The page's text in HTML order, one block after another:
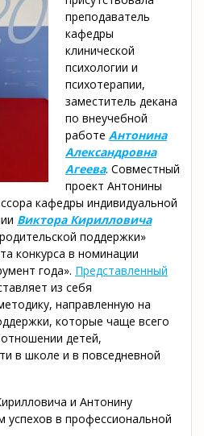
преподаватель
кафедры
клинической
психологии и
психотерапии,
заместитель декана
по внеучебной
работе Антонина
Александровна
Агеева. Совместный
проект Антонины
кафедры индивидуальной
Виктора Кирилловича
поддержки»
конкурса в номинации
года». Представленный
из себя
направленную на
которые чаще всего
детей,
в школе и в повседневной
и Антонину
успехов в профессиональной